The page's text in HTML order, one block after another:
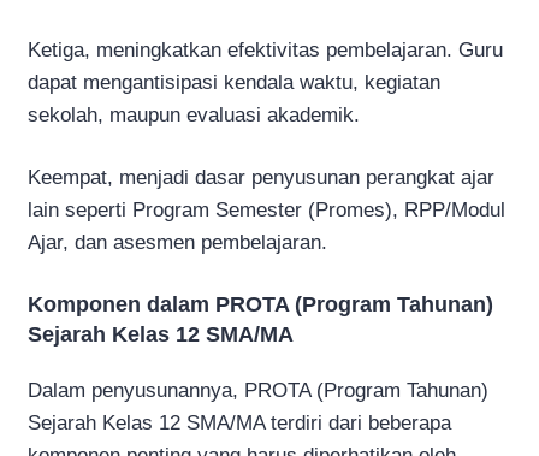
Ketiga, meningkatkan efektivitas pembelajaran. Guru
dapat mengantisipasi kendala waktu, kegiatan
sekolah, maupun evaluasi akademik.
Keempat, menjadi dasar penyusunan perangkat ajar
lain seperti Program Semester (Promes), RPP/Modul
Ajar, dan asesmen pembelajaran.
Komponen dalam PROTA (Program Tahunan)
Sejarah Kelas 12 SMA/MA
Dalam penyusunannya, PROTA (Program Tahunan)
Sejarah Kelas 12 SMA/MA terdiri dari beberapa